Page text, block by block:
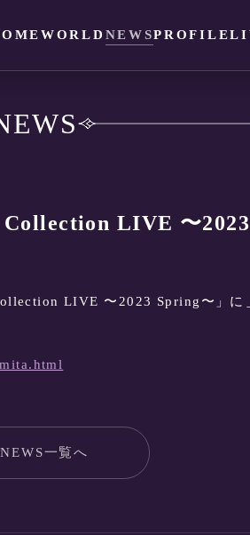
WORLD NEWSPROFILE
LIVE 〜
LIVE 〜2023 Spring〜」に
一覧へ